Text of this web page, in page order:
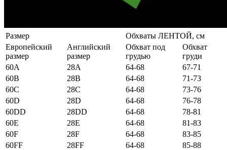
Размер
Обхваты ЛЕНТОЙ, см
Европейский
размер
Английский
размер
Обхват под
грудью
Обхват
груди
60А
28А 64-68
67-71
60B
28B 64-68
71-73
60C
28C 64-68
73-76
60D
28D 64-68
76-78
60DD
28DD 64-68
78-81
60E
28E 64-68
81-83
60F
28F 64-68
83-85
60FF
28FF 64-68
85-88